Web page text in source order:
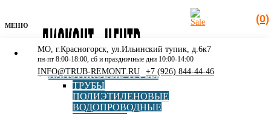
(0)
МЕНЮ
КАТАЛОГ
РАСПРОДАЖА
ПЛАСТИКОВЫЕ ТРУБЫ
ТРУБЫ
ПОЛИЭТИЛЕНОВЫЕ
ВОДОПРОВОДНЫЕ
МО, г.Красногорск, ул.Ильинский тупик, д.6к7
пн-пт 8:00-18:00, сб и праздничные дни 10:00-14:00
INFO@TRUB-REMONT.RU +7 (926) 844-44-46